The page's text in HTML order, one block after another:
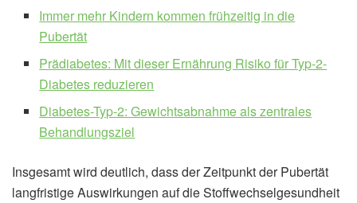
Immer mehr Kindern kommen frühzeitig in die
Pubertät
Prädiabetes: Mit dieser Ernährung Risiko für Typ-2-
Diabetes reduzieren
Diabetes-Typ-2: Gewichtsabnahme als zentrales
Behandlungsziel
Insgesamt wird deutlich, dass der Zeitpunkt der Pubertät
langfristige Auswirkungen auf die Stoffwechselgesundheit